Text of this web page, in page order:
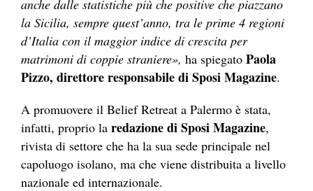
anche dalle statistiche più che positive che piazzano
la Sicilia, sempre quest’anno, tra le prime 4 regioni
d’Italia con il maggior indice di crescita per
matrimoni di coppie straniere», ha spiegato Paola
Pizzo, direttore responsabile di Sposi Magazine.
A promuovere il Belief Retreat a Palermo è stata,
infatti, proprio la redazione di Sposi Magazine,
rivista di settore che ha la sua sede principale nel
capoluogo isolano, ma che viene distribuita a livello
nazionale ed internazionale.